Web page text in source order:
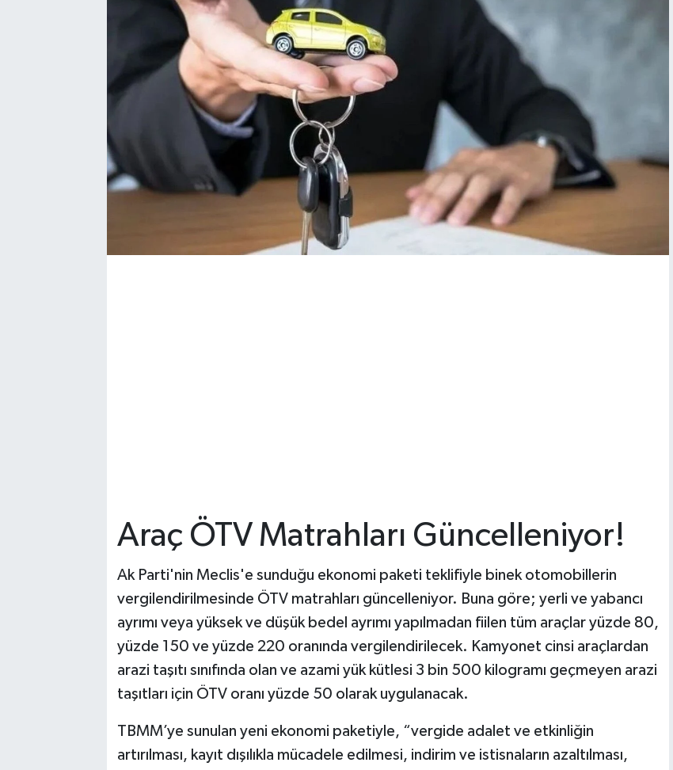
Araç ÖTV Matrahları Güncelleniyor!
Ak Parti'nin Meclis'e sunduğu ekonomi paketi teklifiyle binek otomobillerin
vergilendirilmesinde ÖTV matrahları güncelleniyor. Buna göre; yerli ve yabancı
ayrımı veya yüksek ve düşük bedel ayrımı yapılmadan fiilen tüm araçlar yüzde 80,
yüzde 150 ve yüzde 220 oranında vergilendirilecek. Kamyonet cinsi araçlardan
arazi taşıtı sınıfında olan ve azami yük kütlesi 3 bin 500 kilogramı geçmeyen arazi
taşıtları için ÖTV oranı yüzde 50 olarak uygulanacak.
TBMM’ye sunulan yeni ekonomi paketiyle, “vergide adalet ve etkinliğin
artırılması, kayıt dışılıkla mücadele edilmesi, indirim ve istisnaların azaltılması,